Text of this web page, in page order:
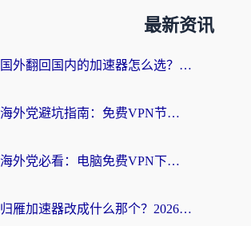
最新资讯
国外翻回国内的加速器怎么选？海外党亲测实用指南，告别地域限制
海外党避坑指南：免费VPN节点真的靠谱吗？教你选对回国加速器无缝访问国内资源
海外党必看：电脑免费VPN下载指南+回国加速器选择全攻略，告别地区限制
归雁加速器改成什么那个？2026海外党回国加速全攻略：告别地区限制，轻松刷剧玩游戏